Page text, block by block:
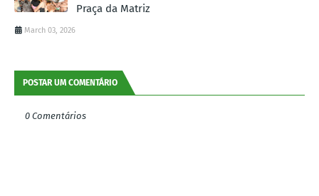
Praça da Matriz
March 03, 2026
POSTAR UM COMENTÁRIO
0 Comentários